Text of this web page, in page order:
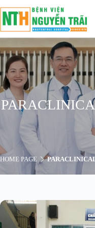
to
content
HOME PAGE